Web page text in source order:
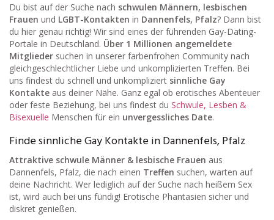
Du bist auf der Suche nach schwulen Männern, lesbischen
Frauen und LGBT-Kontakten in Dannenfels, Pfalz? Dann bist
du hier genau richtig! Wir sind eines der führenden Gay-Dating-
Portale in Deutschland. Über 1 Millionen angemeldete
Mitglieder suchen in unserer farbenfrohen Community nach
gleichgeschlechtlicher Liebe und unkomplizierten Treffen. Bei
uns findest du schnell und unkompliziert sinnliche Gay
Kontakte aus deiner Nähe. Ganz egal ob erotisches Abenteuer
oder feste Beziehung, bei uns findest du Schwule, Lesben &
Bisexuelle Menschen für ein unvergessliches Date.
Finde sinnliche Gay Kontakte in Dannenfels, Pfalz
Attraktive schwule Männer & lesbische Frauen aus
Dannenfels, Pfalz, die nach einen Treffen suchen, warten auf
deine Nachricht. Wer lediglich auf der Suche nach heißem Sex
ist, wird auch bei uns fündig! Erotische Phantasien sicher und
diskret genießen.